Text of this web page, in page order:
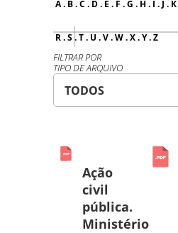
A. B.C . D. E . F .G . H. I . J . K
R.S .T. U .V.W.X.Y.Z
FILTRAR POR
TIPO DE ARQUIVO
Ação
civil
pública.
Ministério